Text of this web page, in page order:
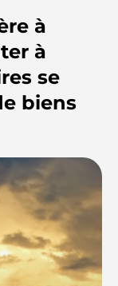
à
à
se
biens